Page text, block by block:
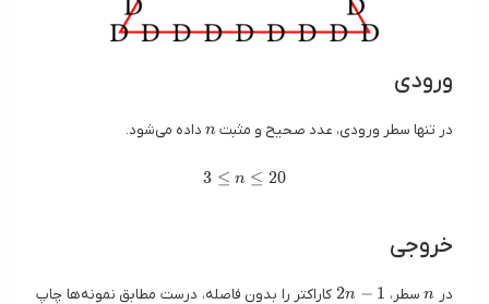
ورودی
در تنها سطر ورودی، عدد صحیح و مثبت
n
n داده می‌شود.
3 \leq n \leq 20
3 ≤ n ≤ 20
خروجی
در nسطر،
2n - 1
2n − 1
کاراکتر را بدون فاصله، درست مطابق نمونه‌ها چاپ